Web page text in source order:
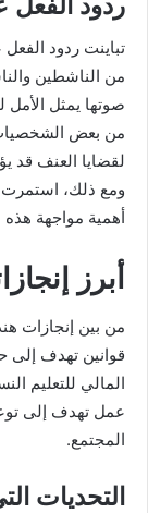
تباينت ردود
من الناشطين
صوتها يمثل
من بعض الشخصيات
لقضايا العنف قد
ومع ذلك،
أهمية مواجهة
أبرز
من بين إنجازات
قوانين تهدف إلى
المالي للتعليم
عمل تهدف إلى
المجتمع.
التحديات